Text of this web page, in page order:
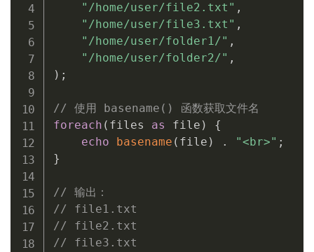
"/home/user/file2.txt" ,
"/home/user/file3.txt" ,
"/home/user/folder1/" ,
"/home/user/folder2/" ,
) ;
// 使用 basename() 函数获取文件名
foreach ( files as file )
{
echo
basename ( file ) . "<br>" ;
}
// 输出：
// file1.txt
// file2.txt
// file3.txt